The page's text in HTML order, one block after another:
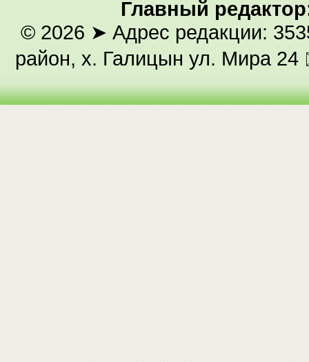
Главный
© 2026 ➤ Адрес редакции:
район, х. Галицын ул. Мира